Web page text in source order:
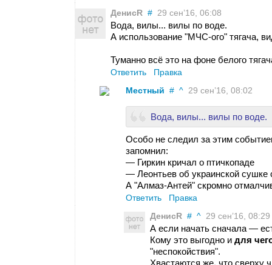
ДенисR # 29 сен’16, 06:08
Вода, вилы... вилы по воде.
А использование "МЧС-ого" тягача,
Туманно всё это на фоне белого
Ответить
Правка
Местный # ^ 29 сен’16, 08:02
Вода, вилы... вилы по воде.
Особо не следил за этим
запомнил:
— Гиркин кричал о птичкопаде
— Леонтьев об украинской
А "Алмаз-Антей" скромно
Ответить
Правка
ДенисR # ^ 29 сен’16, 08:29
А если начать сначала —
Кому это выгодно и для
"неспокойствия".
Хвастаются же, что сверху